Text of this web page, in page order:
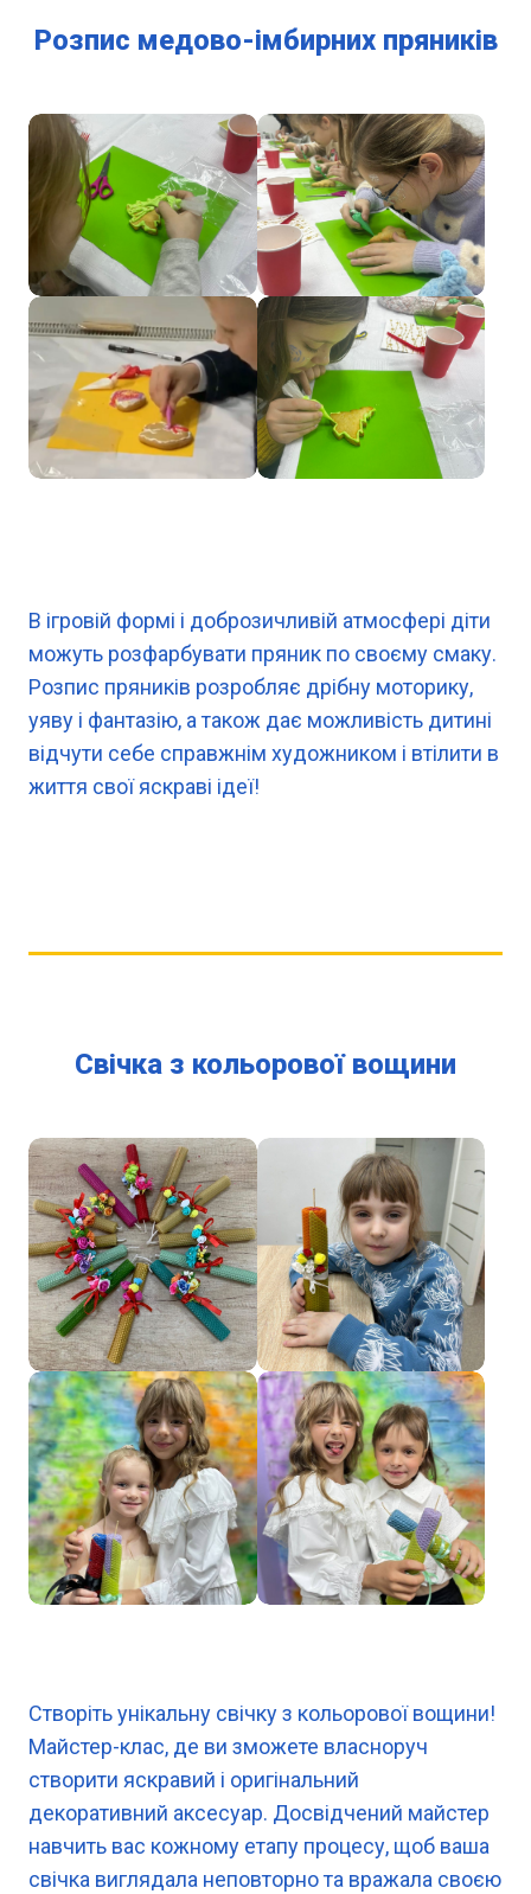
Розпис медово-імбирних пряників
В ігровій формі і доброзичливій атмосфері діти
можуть розфарбувати пряник по своєму смаку.
Розпис пряників розробляє дрібну моторику,
уяву і фантазію, а також дає можливість дитині
відчути себе справжнім художником і втілити в
життя свої яскраві ідеї!
Свічка з кольорової вощини
Створіть унікальну свічку з кольорової вощини!
Майстер-клас, де ви зможете власноруч
створити яскравий і оригінальний
декоративний аксесуар. Досвідчений майстер
навчить вас кожному етапу процесу, щоб ваша
свічка виглядала неповторно та вражала своєю